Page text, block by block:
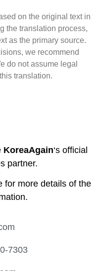
on the original text in
the translation process,
as the primary source.
we recommend
do not assume legal
translation.
KoreaAgain‘s official
partner.
for more details of the
7303